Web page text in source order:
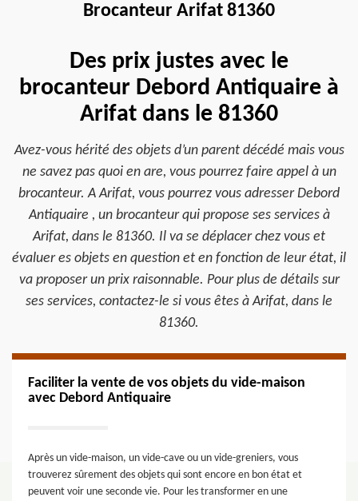
Brocanteur Arifat 81360
Des prix justes avec le
brocanteur Debord Antiquaire à
Arifat dans le 81360
Avez-vous hérité des objets d’un parent décédé mais vous
ne savez pas quoi en are, vous pourrez faire appel à un
brocanteur. A Arifat, vous pourrez vous adresser Debord
Antiquaire , un brocanteur qui propose ses services à
Arifat, dans le 81360. Il va se déplacer chez vous et
évaluer es objets en question et en fonction de leur état, il
va proposer un prix raisonnable. Pour plus de détails sur
ses services, contactez-le si vous êtes à Arifat, dans le
81360.
Faciliter la vente de vos objets du vide-maison
avec Debord Antiquaire
Après un vide-maison, un vide-cave ou un vide-greniers, vous
trouverez sûrement des objets qui sont encore en bon état et
peuvent voir une seconde vie. Pour les transformer en une